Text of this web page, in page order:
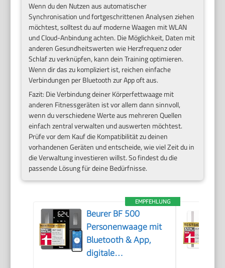
Wenn du den Nutzen aus automatischer
Synchronisation und fortgeschrittenen Analysen ziehen
möchtest, solltest du auf moderne Waagen mit WLAN
und Cloud-Anbindung achten. Die Möglichkeit, Daten mit
anderen Gesundheitswerten wie Herzfrequenz oder
Schlaf zu verknüpfen, kann dein Training optimieren.
Wenn dir das zu kompliziert ist, reichen einfache
Verbindungen per Bluetooth zur App oft aus.
Fazit: Die Verbindung deiner Körperfettwaage mit
anderen Fitnessgeräten ist vor allem dann sinnvoll,
wenn du verschiedene Werte aus mehreren Quellen
einfach zentral verwalten und auswerten möchtest.
Prüfe vor dem Kauf die Kompatibilität zu deinen
vorhandenen Geräten und entscheide, wie viel Zeit du in
die Verwaltung investieren willst. So findest du die
passende Lösung für deine Bedürfnisse.
EMPFEHLUNG
Beurer BF 500
Personenwaage mit
Bluetooth & App,
digitale